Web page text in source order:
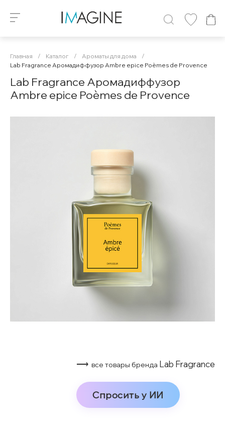
Главная / Каталог / Ароматы для дома
/
Lab Fragrance Аромадиффузор Ambre epice Poèmes de Provence
Lab Fragrance Аромадиффузор
Ambre epice Poèmes de Provence
⟶ все товары бренда Lab Fragrance
Спросить у ИИ